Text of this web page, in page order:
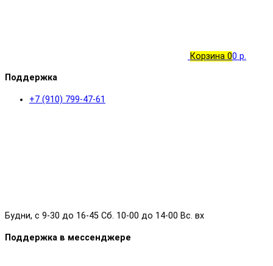
Корзина 00 р.
Поддержка
+7 (910) 799-47-61
Будни, с 9-30 до 16-45 Сб. 10-00 до 14-00 Вс. вх
Поддержка в мессенджере